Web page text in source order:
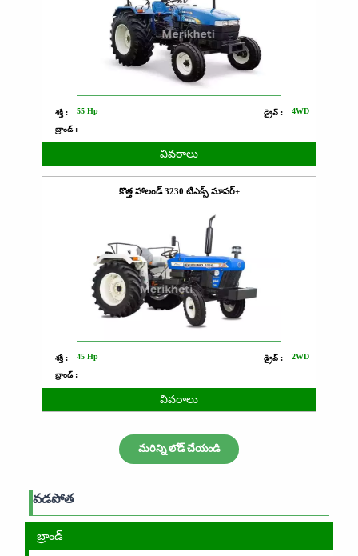
శక్తి : 55 Hp డ్రైవ్ : 4WD
బ్రాండ్ :
వివరాలు
కొత్త హాలండ్ 3230 టిఎక్స్ సూపర్+
శక్తి : 45 Hp డ్రైవ్ : 2WD
బ్రాండ్ :
వివరాలు
మరిన్ని లోడ్ చేయండి
వడపోత
బ్రాండ్